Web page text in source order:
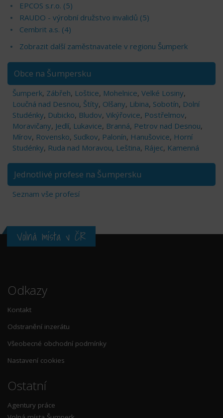
EPCOS s.r.o. (5)
RAUDO - výrobní družstvo invalidů (5)
Cembrit a.s. (4)
Zobrazit další zaměstnavatele v regionu Šumperk
Obce na Šumpersku
Šumperk, Zábřeh, Loštice, Mohelnice, Velké Losiny,
Loučná nad Desnou, Štíty, Olšany, Libina, Sobotín, Dolní
Studénky, Dubicko, Bludov, Vikýřovice, Postřelmov,
Moravičany, Jedlí, Lukavice, Branná, Petrov nad Desnou,
Mírov, Rovensko, Sudkov, Palonín, Hanušovice, Horní
Studénky, Ruda nad Moravou, Leština, Rájec, Kamenná
Jednotlivé profese na Šumpersku
Seznam vše profesí
Volná místa v ČR
Odkazy
Kontakt
Odstranění inzerátu
Všeobecné obchodní podmínky
Nastavení cookies
Ostatní
Agentury práce